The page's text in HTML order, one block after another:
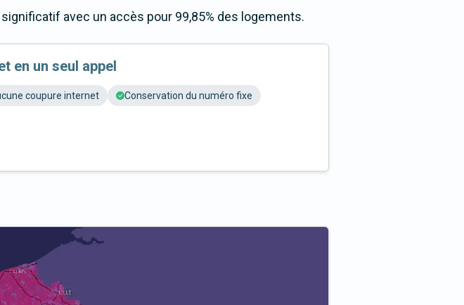
avec un accès pour 99,85% des logements.
en un seul appel
coupure internet Conservation du numéro fixe